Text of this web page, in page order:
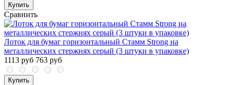
Купить
Сравнить
Лоток для бумаг горизонтальный Стамм Strong на
металлических стержнях серый (3 штуки в упаковке)
1113 руб 763 руб
Купить